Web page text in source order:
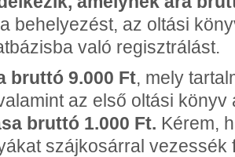
behelyezést, az oltási
való regisztrálást.
bruttó 9.000 Ft, mely
az első oltási
bruttó 1.000 Ft. Kérem,
szájkosárral vezessék